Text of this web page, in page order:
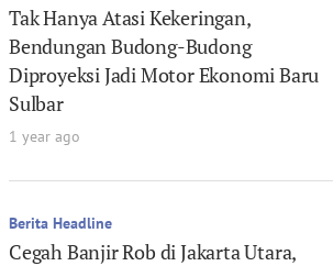
Tak Hanya Atasi Kekeringan,
Bendungan Budong-Budong
Diproyeksi Jadi Motor Ekonomi Baru
Sulbar
1 year ago
Berita Headline
Cegah Banjir Rob di Jakarta Utara,